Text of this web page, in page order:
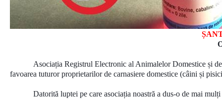
Asociația Registrul Electronic al Animalelor Domestice și
favoarea tuturor proprietarilor de carnasiere domestice (câini și
Datorită luptei pe care asociația noastră a dus-o de mai